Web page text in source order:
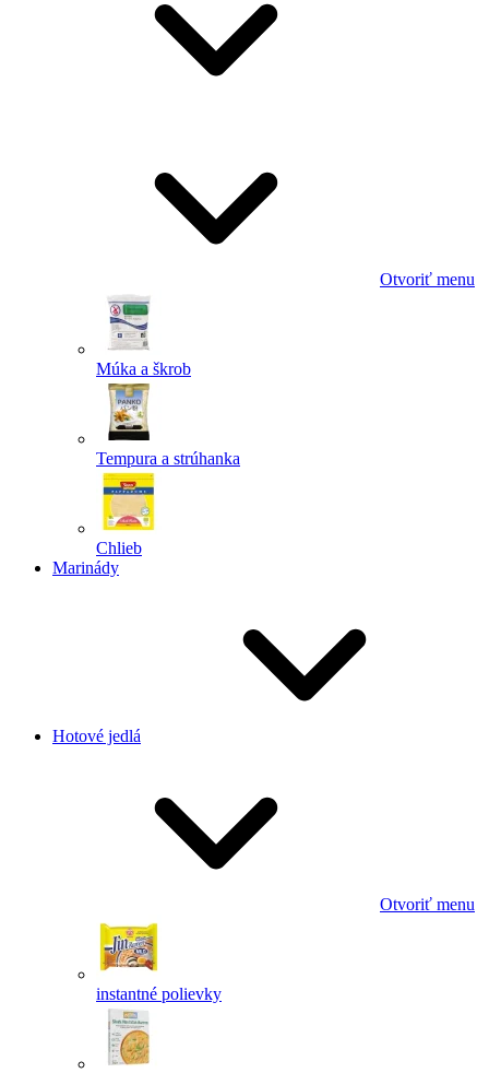
Otvoriť menu
Múka a škrob
Tempura a strúhanka
Chlieb
Marinády
Hotové jedlá
Otvoriť menu
instantné polievky
Powered by chaterimo